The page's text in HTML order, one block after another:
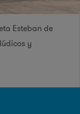
Esteban de
y